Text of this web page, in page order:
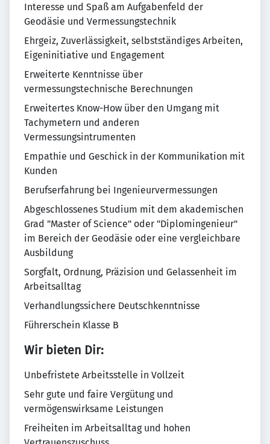
Interesse und Spaß am Aufgabenfeld der
Geodäsie und Vermessungstechnik
Ehrgeiz, Zuverlässigkeit, selbstständiges Arbeiten,
Eigeninitiative und Engagement
Erweiterte Kenntnisse über
vermessungstechnische Berechnungen
Erweitertes Know-How über den Umgang mit
Tachymetern und anderen
Vermessungsintrumenten
Empathie und Geschick in der Kommunikation mit
Kunden
Berufserfahrung bei Ingenieurvermessungen
Abgeschlossenes Studium mit dem akademischen
Grad "Master of Science" oder "Diplomingenieur"
im Bereich der Geodäsie oder eine vergleichbare
Ausbildung
Sorgfalt, Ordnung, Präzision und Gelassenheit im
Arbeitsalltag
Verhandlungssichere Deutschkenntnisse
Führerschein Klasse B
Wir bieten Dir:
Unbefristete Arbeitsstelle in Vollzeit
Sehr gute und faire Vergütung und
vermögenswirksame Leistungen
Freiheiten im Arbeitsalltag und hohen